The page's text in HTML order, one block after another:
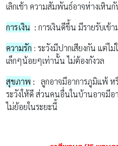
เลิกเช้า ความสัมพันธ์อาจห่างเหินกั
การเงิน : การเงินดีขึ้น มีรายรับเข้
ความรัก : ระวังมีปากเสียงกัน แต่ไม่
เล็กๆน้อยๆเท่านั้น ไม่ต้องกังวล
สุขภาพ :
ลูกอาจมีอาการภูมิแพ้ ห
ระวังให้ดี ส่วนคนอื่นในบ้านอาจมีอ
ไม่ย้อยในระยะนี้